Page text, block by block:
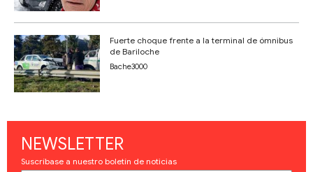
Fuerte choque frente a la terminal de ómnibus
de Bariloche
Bache3000
NEWSLETTER
Suscríbase a nuestro boletín de noticias